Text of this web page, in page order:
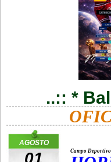
..:: *
AGOSTO
01 Campo